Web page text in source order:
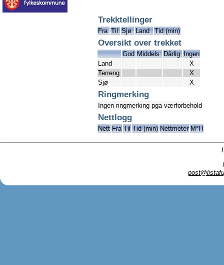
Trekktellinger
Fra Til Sjø Land Tid (min)
Oversikt over trekket
God Middels Dårlig Ingen
Land
X
Terreng
X
Sjø
X
Ringmerking
Ingen ringmerking pga værforbehold
Nettlogg
Nett Fra Til Tid (min) Nettmeter M*H